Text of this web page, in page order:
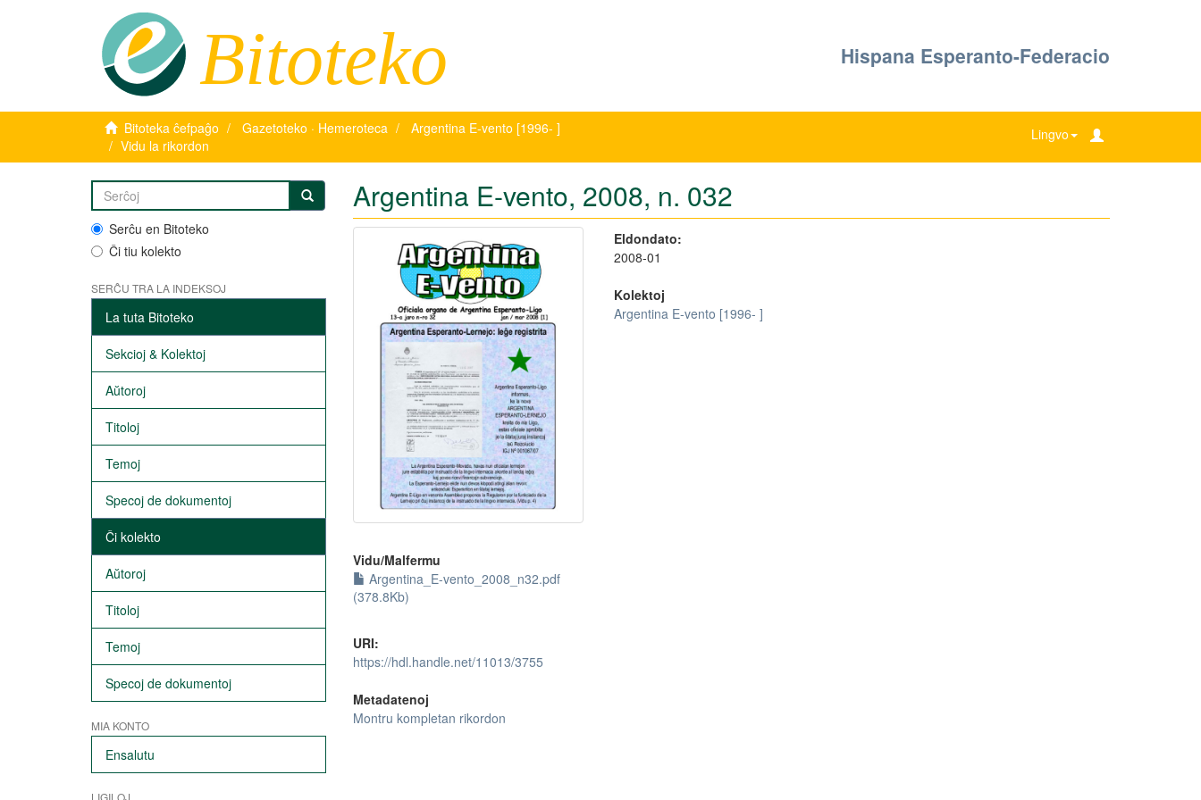
Bitoteko Hispana Esperanto-Federacio
Bitoteka ĉefpaĝo Gazetoteko · Hemeroteca
Argentina E-vento [1996- ]
Vidu la rikordon
Lingvo
Serĉu en Bitoteko
Ĉi tiu kolekto
SERĈU TRA LA INDEKSOJ
La tuta Bitoteko
Sekcioj & Kolektoj
Aŭtoroj
Titoloj
Temoj
Specoj de dokumentoj
Ĉi kolekto
Aŭtoroj
Titoloj
Temoj
Specoj de dokumentoj
MIA KONTO
Ensalutu
LIGILOJ
Argentina E-vento, 2008, n. 032
Vidu/Malfermu
Argentina_E-vento_2008_n32.pdf
(378.8Kb)
URI:
https://hdl.handle.net/11013/3755
Metadatenoj
Montru kompletan rikordon
Eldondato:
2008-01
Kolektoj
Argentina E-vento [1996- ]